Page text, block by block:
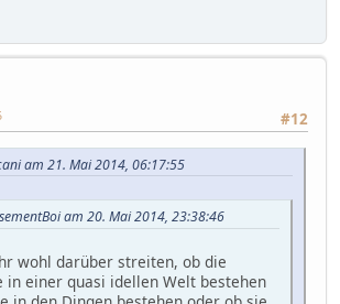
#12
am 21. Mai 2014, 06:17:55
am 20. Mai 2014, 23:38:46
wohl darüber streiten, ob die
in einer quasi idellen Welt bestehen